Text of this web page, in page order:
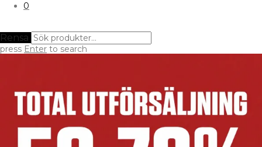
0
Rensa
press Enter to search